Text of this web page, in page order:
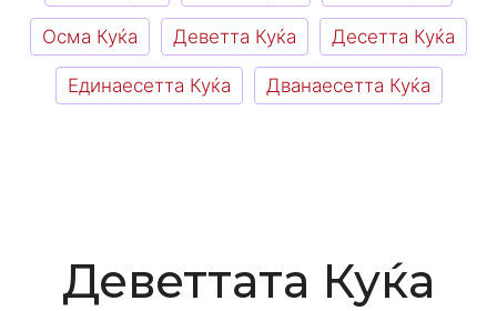
Осма Куќа Деветта Куќа Десетта Куќа
Единаесетта Куќа Дванаесетта Куќа
Деветтата Куќа